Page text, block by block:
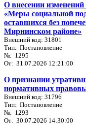
О внесении
«Меры социальной
оставшихся без
Мирнинском районе»
Внешний код: 31801
Тип: Постановление
№: 1295
От: 31.07.2026 12:21:00
О признании
нормативных
Внешний код: 31796
Тип: Постановление
№: 1293
От: 30.07.2026 14:30:00